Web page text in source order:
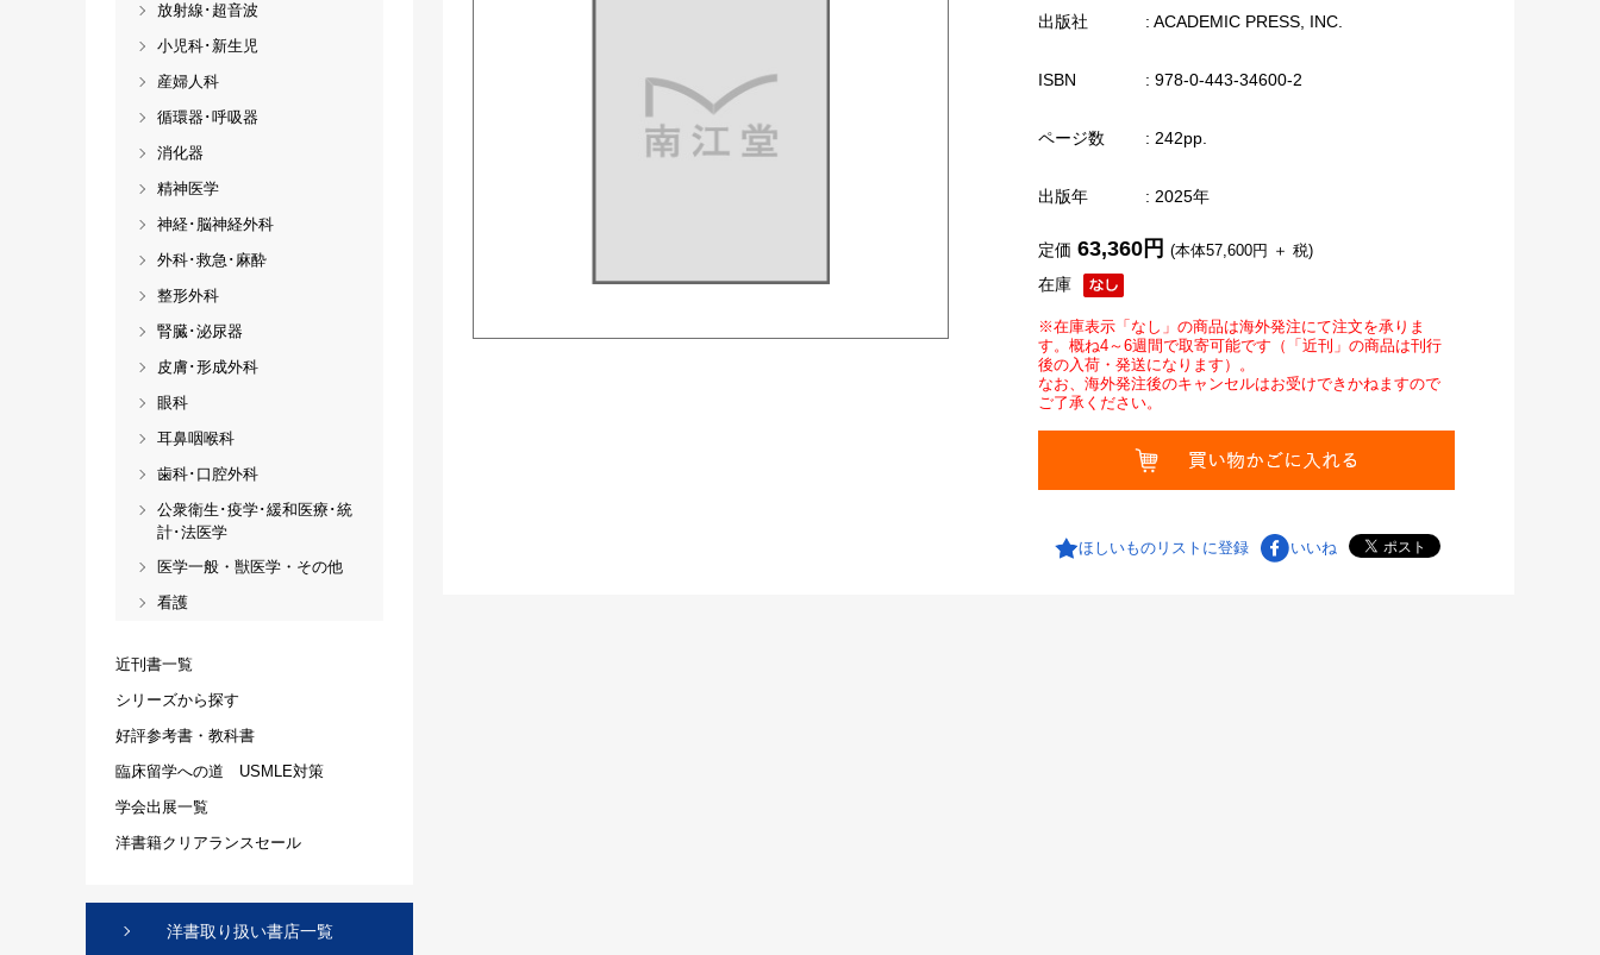
出版社 : ACADEMIC PRESS, INC.
ISBN : 978-0-443-34600-2
ページ数 : 242pp.
出版年 : 2025年
在庫
定価 63,360円 (本体57,600円 ＋ 税)
※在庫表示「なし」の商品は海外発注にて注文を承りま
す。概ね4～6週間で取寄可能です（「近刊」の商品は刊行
後の入荷・発送になります）。
なお、海外発注後のキャンセルはお受けできかねますので
ご了承ください。
ほしいものリストに登録 いいね
放射線･超音波
小児科･新生児
産婦人科
循環器･呼吸器
消化器
精神医学
神経･脳神経外科
外科･救急･麻酔
整形外科
腎臓･泌尿器
皮膚･形成外科
眼科
耳鼻咽喉科
歯科･口腔外科
公衆衛生･疫学･緩和医療･統
計･法医学
医学一般・獣医学・その他
看護
近刊書一覧
シリーズから探す
好評参考書・教科書
臨床留学への道 USMLE対策
学会出展一覧
洋書籍クリアランスセール
洋書取り扱い書店一覧